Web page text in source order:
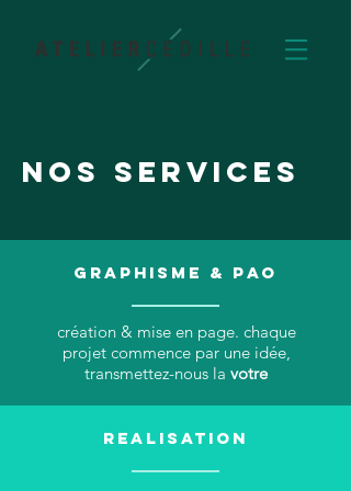
nos services
GRAPHISME & PAO
création & mise en page. chaque
projet commence par une idée,
transmettez-nous la votre
REALISATION